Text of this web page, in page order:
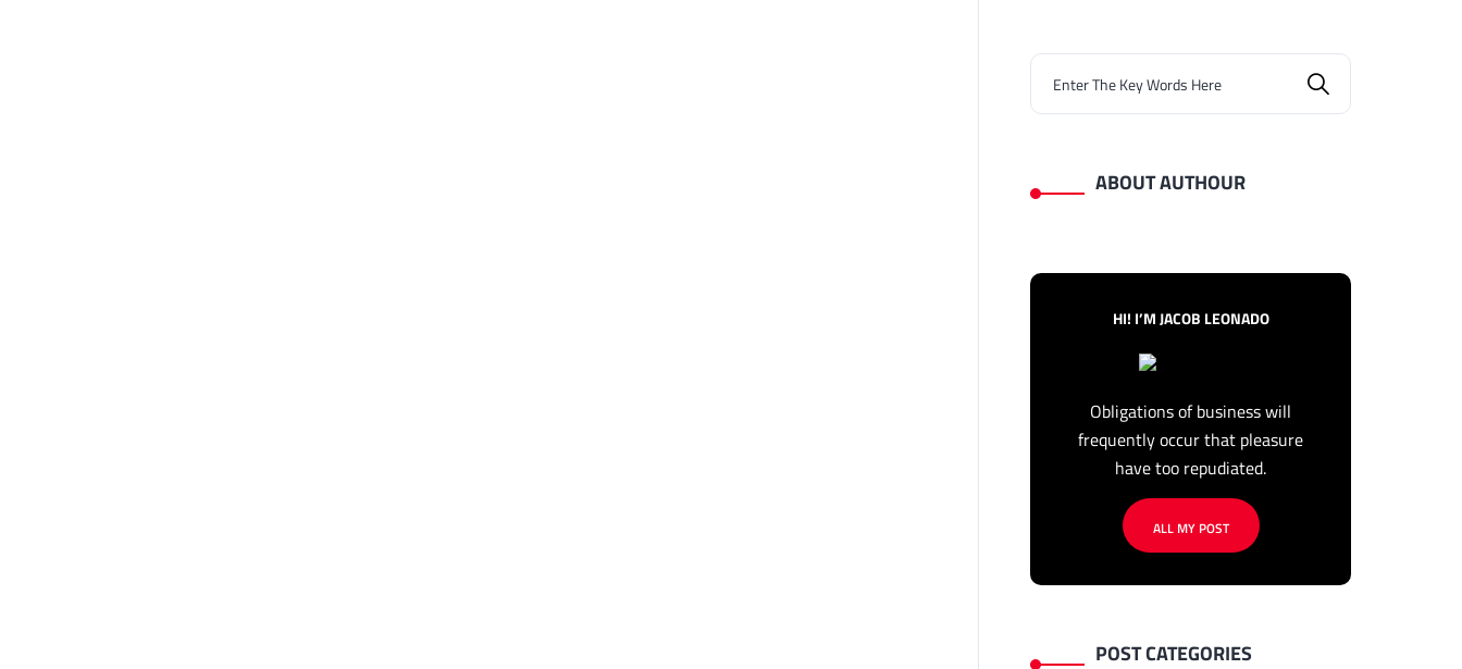
ABOUT AUTHOUR
HI! I’M JACOB LEONADO
Obligations of business will
frequently occur that pleasure
have too repudiated.
ALL MY POST
POST CATEGORIES